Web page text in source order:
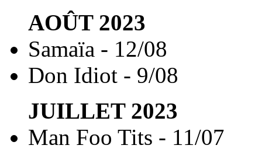
AOÛT2023
Samaïa - 12/08
Don Idiot - 9/08
JUILLET2023
Man Foo Tits - 11/07